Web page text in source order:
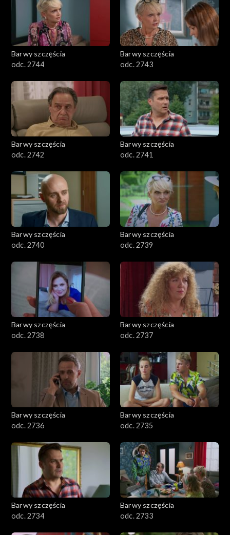
Barwy szczęścia
odc. 2744
Barwy szczęścia
odc. 2743
Barwy szczęścia
odc. 2742
Barwy szczęścia
odc. 2741
Barwy szczęścia
odc. 2740
Barwy szczęścia
odc. 2739
Barwy szczęścia
odc. 2738
Barwy szczęścia
odc. 2737
Barwy szczęścia
odc. 2736
Barwy szczęścia
odc. 2735
Barwy szczęścia
odc. 2734
Barwy szczęścia
odc. 2733